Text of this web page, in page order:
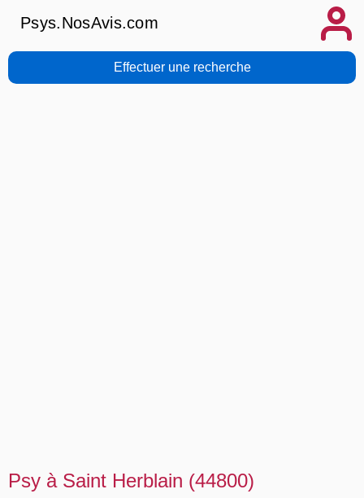
Psys.NosAvis.com
Effectuer une recherche
Psy à Saint Herblain (44800)